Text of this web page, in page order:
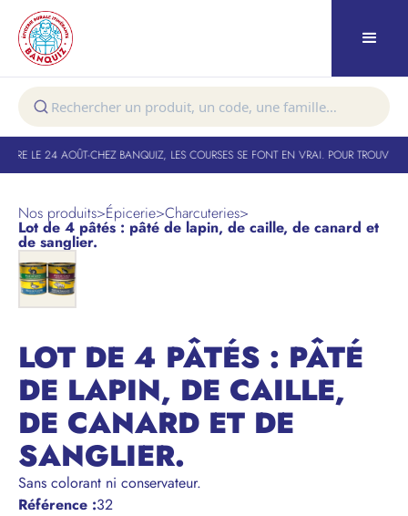
LE 24 AOÛT-CHEZ BANQUIZ, LES COURSES SE FONT EN VRAI. POUR TROUVER
Nos produits>Épicerie>Charcuteries>
Lot de 4 pâtés : pâté de lapin, de caille, de canard et
de sanglier.
LOT DE 4 PÂTÉS : PÂTÉ
DE LAPIN, DE CAILLE,
DE CANARD ET DE
SANGLIER.
Sans colorant ni conservateur.
Référence :32